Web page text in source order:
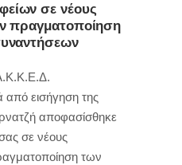
σε νέους
πραγματοποίηση
εισήγηση της
αποφασίσθηκε
σε νέους
των